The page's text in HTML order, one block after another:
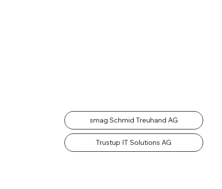
smag Schmid Treuhand AG
Trustup IT Solutions AG